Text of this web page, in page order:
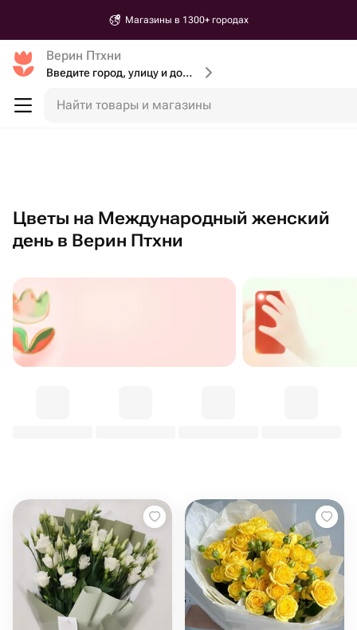
Магазины в 1300+ городах
Верин Птхни
Введите город, улицу и дом доставки
Найти товары и магазины
Цветы на Международный женский
день в Верин Птхни